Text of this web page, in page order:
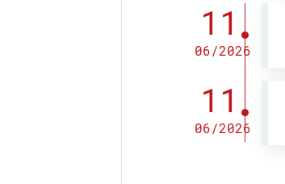
11
06/2026
11
06/2026